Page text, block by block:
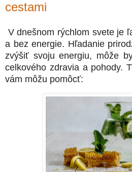
cestami
V dnešnom rýchlom svete je
a bez energie. Hľadanie
zvýšiť svoju energiu, môže
celkového zdravia a pohody.
vám môžu pomôcť: